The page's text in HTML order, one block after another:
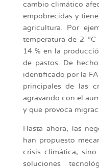
cambio climático
empobrecidas y
agricultura. Por
temperatura de 2
14 % en la
de pastos. De
identificado por la
principales de las
agravando con el
y que provoca
Hasta ahora, las
han propuesto
crisis climática,
soluciones